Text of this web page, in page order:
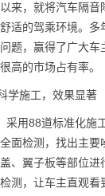
来，就将汽车隔音
适的驾乘环境。
题，赢得了广大车
高的市场占有率。
学施工，效果显著
采用88道标准化施
面检测，找出主
、翼子板等部位
测，让车主直观看